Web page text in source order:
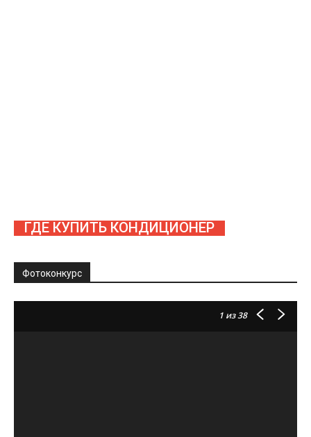
ГДЕ КУПИТЬ КОНДИЦИОНЕР
Фотоконкурс
1 из 38